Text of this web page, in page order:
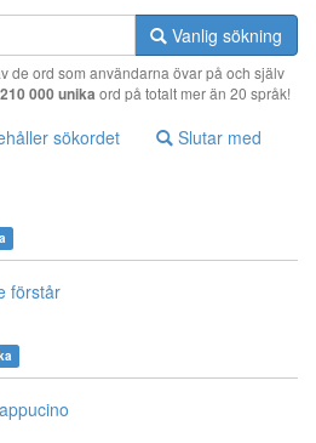
Vanlig sökning
de ord som användarna övar på och själv
210 000 unika ord på totalt mer än 20 språk!
sökordet Slutar med
förstår